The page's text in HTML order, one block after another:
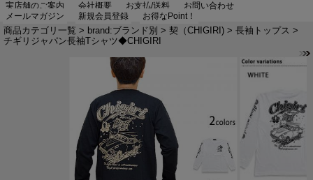
実店舗のご案内 会社概要 お支払/送料
お問い合わせ
メールマガジン
新規会員登録 お得なPoint！
商品カテゴリ一覧 > brand:ブランド別 > 契（CHIGIRI) > 長袖トップス >
チギリジャパン長袖Tシャツ◆CHIGIRI